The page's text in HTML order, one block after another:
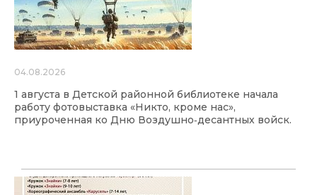
04.08.2026
1 августа в Детской районной библиотеке начала
работу фотовыставка «Никто, кроме нас»,
приуроченная ко Дню Воздушно‑десантных войск.